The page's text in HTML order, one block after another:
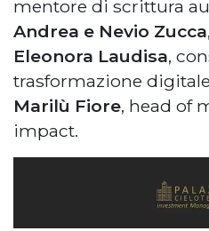
mentore di scrittura
Andrea e Nevio Zucca
Eleonora Laudisa,
trasformazione
Marilù Fiore, head of
impact.